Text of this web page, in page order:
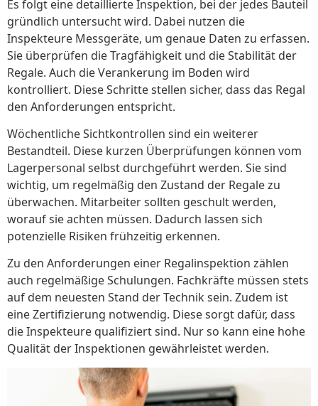
Es folgt eine detaillierte Inspektion, bei der jedes Bauteil
gründlich untersucht wird. Dabei nutzen die
Inspekteure Messgeräte, um genaue Daten zu erfassen.
Sie überprüfen die Tragfähigkeit und die Stabilität der
Regale. Auch die Verankerung im Boden wird
kontrolliert. Diese Schritte stellen sicher, dass das Regal
den Anforderungen entspricht.
Wöchentliche Sichtkontrollen sind ein weiterer
Bestandteil. Diese kurzen Überprüfungen können vom
Lagerpersonal selbst durchgeführt werden. Sie sind
wichtig, um regelmäßig den Zustand der Regale zu
überwachen. Mitarbeiter sollten geschult werden,
worauf sie achten müssen. Dadurch lassen sich
potenzielle Risiken frühzeitig erkennen.
Zu den Anforderungen einer Regalinspektion zählen
auch regelmäßige Schulungen. Fachkräfte müssen stets
auf dem neuesten Stand der Technik sein. Zudem ist
eine Zertifizierung notwendig. Diese sorgt dafür, dass
die Inspekteure qualifiziert sind. Nur so kann eine hohe
Qualität der Inspektionen gewährleistet werden.